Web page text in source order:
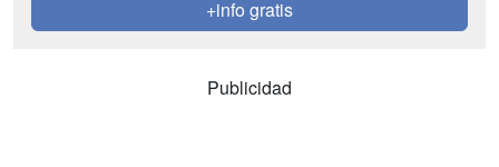
+info gratis
Publicidad